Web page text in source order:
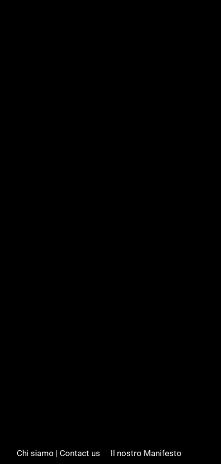
Chi siamo | Contact us Il nostro Manifesto